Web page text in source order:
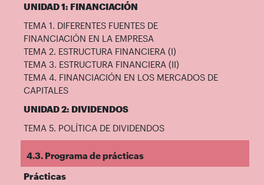
UNIDAD 1: FINANCIACIÓN
TEMA 1. DIFERENTES FUENTES DE
FINANCIACIÓN EN LA EMPRESA
TEMA 2. ESTRUCTURA FINANCIERA (I)
TEMA 3. ESTRUCTURA FINANCIERA (II)
TEMA 4. FINANCIACIÓN EN LOS MERCADOS DE
CAPITALES
UNIDAD 2: DIVIDENDOS
TEMA 5. POLÍTICA DE DIVIDENDOS
4.3. Programa de prácticas
Prácticas